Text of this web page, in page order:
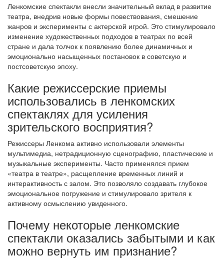
Ленкомские спектакли внесли значительный вклад в развитие
театра, внедрив новые формы повествования, смешение
жанров и эксперименты с актерской игрой. Это стимулировало
изменение художественных подходов в театрах по всей
стране и дала толчок к появлению более динамичных и
эмоционально насыщенных постановок в советскую и
постсоветскую эпоху.
Какие режиссерские приемы
использовались в ленкомских
спектаклях для усиления
зрительского восприятия?
Режиссеры Ленкома активно использовали элементы
мультимедиа, нетрадиционную сценографию, пластические и
музыкальные эксперименты. Часто применялся прием
«театра в театре», расщепление временных линий и
интерактивность с залом. Это позволяло создавать глубокое
эмоциональное погружение и стимулировало зрителя к
активному осмыслению увиденного.
Почему некоторые ленкомские
спектакли оказались забытыми и как
можно вернуть им признание?